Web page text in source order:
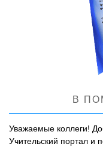
В
Уважаемые коллеги!
Учительский портал и